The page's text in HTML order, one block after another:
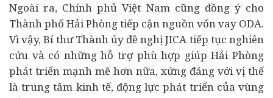
Ngoài ra, Chính phủ Việt Nam cũng đồng ý cho
Thành phố Hải Phòng tiếp cận nguồn vốn vay ODA.
Vì vậy, Bí thư Thành ủy đề nghị JICA tiếp tục nghiên
cứu và có những hỗ trợ phù hợp giúp Hải Phòng
phát triển mạnh mẽ hơn nữa, xứng đáng với vị thế
là trung tâm kinh tế, động lực phát triển của vùng